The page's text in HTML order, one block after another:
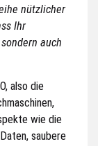
nützlicher
Ihr
auch
also die
wie die
saubere